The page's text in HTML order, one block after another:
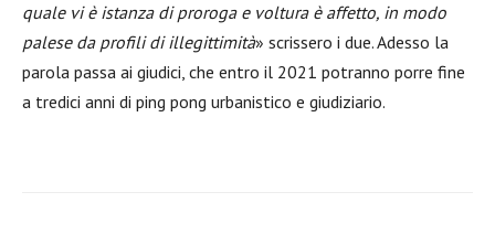
quale vi è istanza di proroga e voltura è affetto, in modo
palese da profili di illegittimità» scrissero i due. Adesso la
parola passa ai giudici, che entro il 2021 potranno porre fine
a tredici anni di ping pong urbanistico e giudiziario.